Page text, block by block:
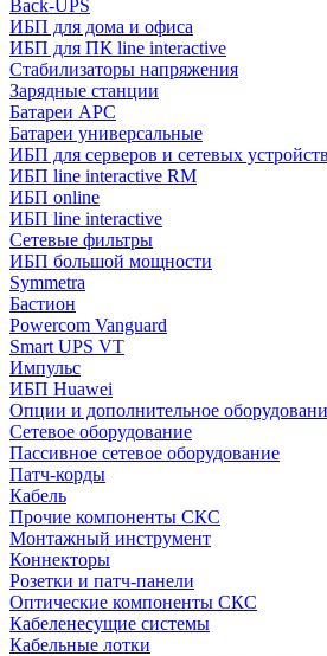
Back-UPS
ИБП для дома и офиса
ИБП для ПК linе interactive
Стабилизаторы напряжения
Зарядные станции
Батареи APC
Батареи универсальные
ИБП для серверов и сетевых устройств
ИБП line interactive RM
ИБП online
ИБП linе interactive
Сетевые фильтры
ИБП большой мощности
Symmetra
Бастион
Powercom Vanguard
Smart UPS VT
Импульс
ИБП Huawei
Опции и дополнительное
Сетевое оборудование
Пассивное сетевое оборудование
Патч-корды
Кабель
Прочие компоненты СКС
Монтажный инструмент
Коннекторы
Розетки и патч-панели
Оптические компоненты СКС
Кабеленесущие системы
Кабельные лотки